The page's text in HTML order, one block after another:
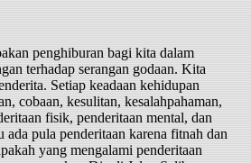
penghiburan bagi kita dalam
terhadap serangan godaan. Kita
Setiap keadaan kehidupan
cobaan, kesulitan, kesalahpahaman,
fisik, penderitaan mental, dan
pula penderitaan karena fitnah dan
yang mengalami penderitaan